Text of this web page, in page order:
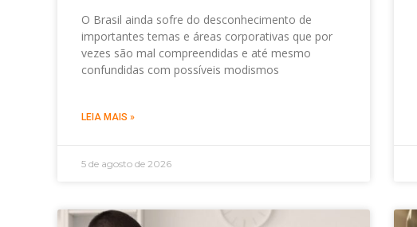
O Brasil ainda sofre do desconhecimento de
importantes temas e áreas corporativas que por
vezes são mal compreendidas e até mesmo
confundidas com possíveis modismos
LEIA MAIS »
5 de agosto de 2026